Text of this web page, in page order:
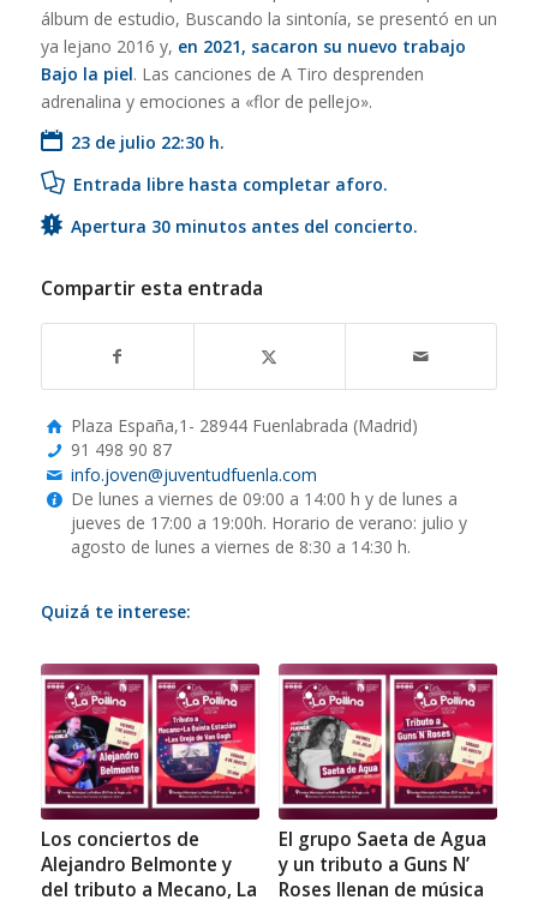
álbum de estudio, Buscando la sintonía, se presentó en un
ya lejano 2016 y, en 2021, sacaron su nuevo trabajo
Bajo la piel. Las canciones de A Tiro desprenden
adrenalina y emociones a «flor de pellejo».
23 de julio 22:30 h.
Entrada libre hasta completar aforo.
Apertura 30 minutos antes del concierto.
Compartir esta entrada
Plaza España,1- 28944 Fuenlabrada (Madrid)
91 498 90 87
info.joven@juventudfuenla.com
De lunes a viernes de 09:00 a 14:00 h y de lunes a
jueves de 17:00 a 19:00h. Horario de verano: julio y
agosto de lunes a viernes de 8:30 a 14:30 h.
Quizá te interese:
Los conciertos de
Alejandro Belmonte y
del tributo a Mecano, La
El grupo Saeta de Agua
y un tributo a Guns N’
Roses llenan de música